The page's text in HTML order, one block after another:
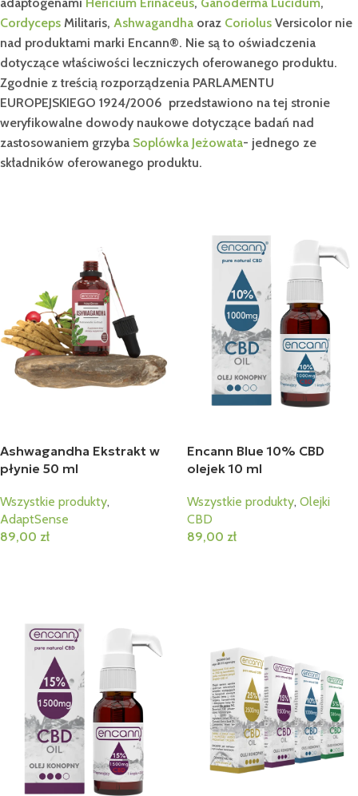
Cordyceps Militaris, Ashwagandha oraz Coriolus Versicolor nie
nad produktami marki Encann®. Nie są to oświadczenia
dotyczące właściwości leczniczych oferowanego produktu.
Zgodnie z treścią rozporządzenia PARLAMENTU
EUROPEJSKIEGO 1924/2006 przedstawiono na tej stronie
weryfikowalne dowody naukowe dotyczące badań nad
zastosowaniem grzyba Soplówka Jeżowata- jednego ze
składników oferowanego produktu.
Ashwagandha Ekstrakt w
płynie 50 ml
Wszystkie produkty,
AdaptSense
89,00 zł
Encann Blue 10% CBD
olejek 10 ml
Wszystkie produkty, Olejki
CBD
89,00 zł